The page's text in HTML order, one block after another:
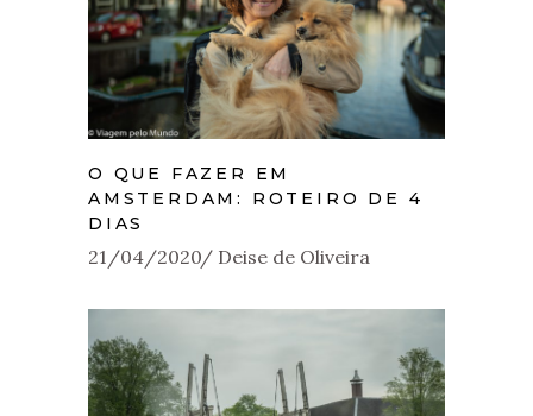
O QUE FAZER EM
AMSTERDAM: ROTEIRO DE 4
DIAS
21/04/2020 Deise de Oliveira